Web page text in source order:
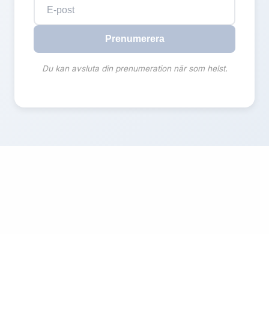
Prenumerera
Du kan avsluta din prenumeration när som helst.